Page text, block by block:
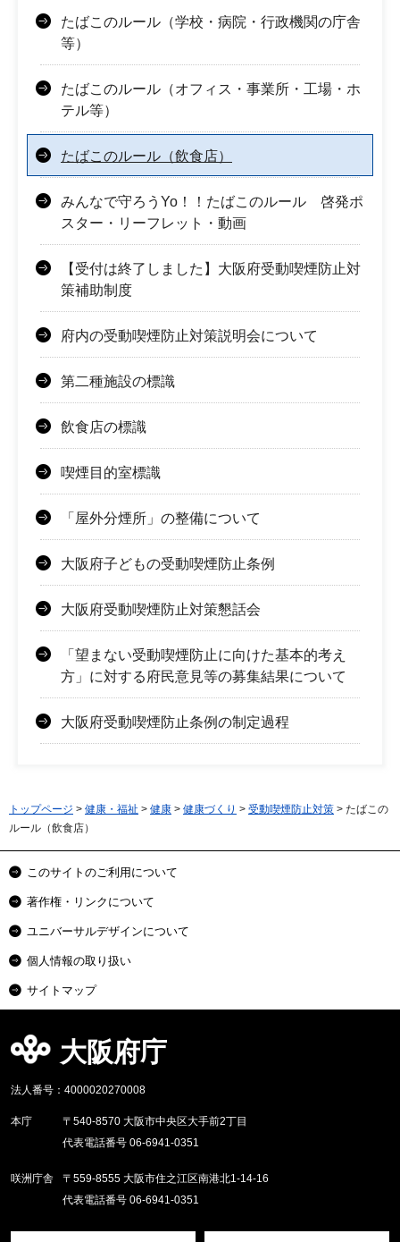
たばこのルール（学校・病院・行政機関の庁舎
等）
たばこのルール（オフィス・事業所・工場・ホ
テル等）
たばこのルール（飲食店）
みんなで守ろうYo！！たばこのルール 啓発ポ
スター・リーフレット・動画
【受付は終了しました】大阪府受動喫煙防止対
策補助制度
府内の受動喫煙防止対策説明会について
第二種施設の標識
飲食店の標識
喫煙目的室標識
「屋外分煙所」の整備について
大阪府子どもの受動喫煙防止条例
大阪府受動喫煙防止対策懇話会
「望まない受動喫煙防止に向けた基本的考え
方」に対する府民意見等の募集結果について
大阪府受動喫煙防止条例の制定過程
トップページ > 健康・福祉 > 健康 > 健康づくり > 受動喫煙防止対策 > たばこの
ルール（飲食店）
このサイトのご利用について
著作権・リンクについて
ユニバーサルデザインについて
個人情報の取り扱い
サイトマップ
大阪府庁
法人番号：4000020270008
本庁
〒540-8570 大阪市中央区大手前2丁目
代表電話番号 06-6941-0351
咲洲庁舎
〒559-8555 大阪市住之江区南港北1-14-16
代表電話番号 06-6941-0351